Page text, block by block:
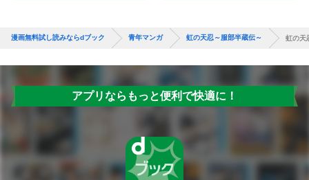
漫画無料試し読みならdブック 青年マンガ 虹の天忍～服部半蔵伝～ 虹の天
アプリならもっと便利で快適に！